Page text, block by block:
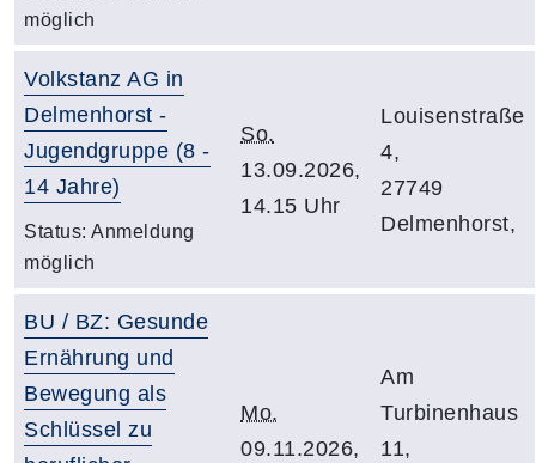
möglich
Volkstanz AG in
Delmenhorst -
Jugendgruppe (8 -
14 Jahre)
Status: Anmeldung
möglich
So.
13.09.2026,
14.15 Uhr
Louisenstraße
4,
27749
Delmenhorst,
BU / BZ: Gesunde
Ernährung und
Bewegung als
Schlüssel zu
Mo.
09.11.2026,
Am
Turbinenhaus
11,